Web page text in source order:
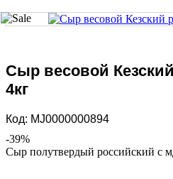
Сыр весовой
4кг
Код: MJ0000000894
-39%
Сыр полутвердый российский с